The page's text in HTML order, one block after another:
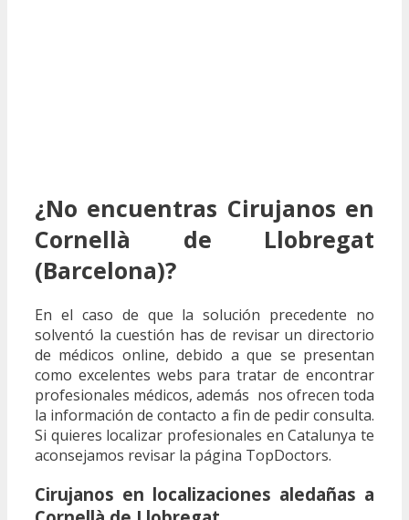
¿No encuentras Cirujanos en
Cornellà de Llobregat
(Barcelona)?
En el caso de que la solución precedente no
solventó la cuestión has de revisar un directorio
de médicos online, debido a que se presentan
como excelentes webs para tratar de encontrar
profesionales médicos, además nos ofrecen toda
la información de contacto a fin de pedir consulta.
Si quieres localizar profesionales en Catalunya te
aconsejamos revisar la página TopDoctors.
Cirujanos en localizaciones aledañas a